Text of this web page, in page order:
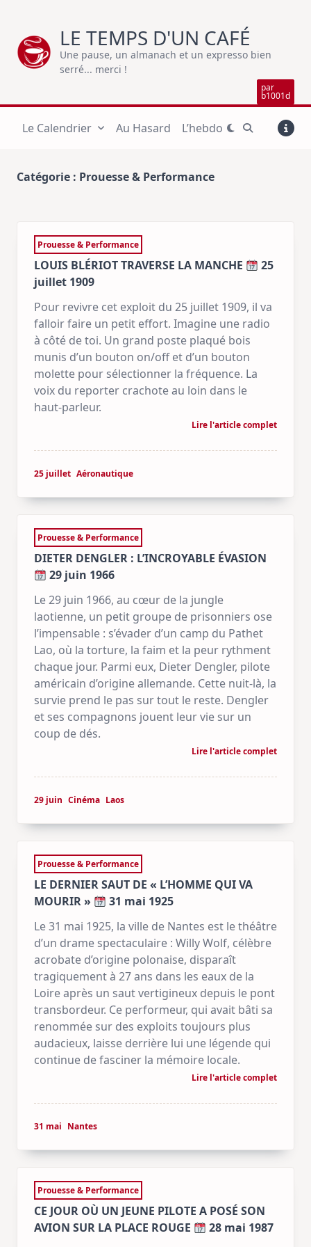
content
LE TEMPS D'UN CAFÉ
Une pause, un almanach et un expresso bien
serré... merci !
par
b1001d
Le Calendrier Au Hasard L’hebdo
Catégorie : Prouesse & Performance
Prouesse & Performance
LOUIS BLÉRIOT TRAVERSE LA MANCHE
25
juillet 1909
Pour revivre cet exploit du 25 juillet 1909, il va
falloir faire un petit effort. Imagine une radio
à côté de toi. Un grand poste plaqué bois
munis d’un bouton on/off et d’un bouton
molette pour sélectionner la fréquence. La
voix du reporter crachote au loin dans le
haut-parleur.
Lire l'article complet
25 juillet Aéronautique
Prouesse & Performance
DIETER DENGLER : L’INCROYABLE ÉVASION
29 juin 1966
Le 29 juin 1966, au cœur de la jungle
laotienne, un petit groupe de prisonniers ose
l’impensable : s’évader d’un camp du Pathet
Lao, où la torture, la faim et la peur rythment
chaque jour. Parmi eux, Dieter Dengler, pilote
américain d’origine allemande. Cette nuit-là, la
survie prend le pas sur tout le reste. Dengler
et ses compagnons jouent leur vie sur un
coup de dés.
Lire l'article complet
29 juin Cinéma Laos
Prouesse & Performance
LE DERNIER SAUT DE « L’HOMME QUI VA
MOURIR »
31 mai 1925
Le 31 mai 1925, la ville de Nantes est le théâtre
d’un drame spectaculaire : Willy Wolf, célèbre
acrobate d’origine polonaise, disparaît
tragiquement à 27 ans dans les eaux de la
Loire après un saut vertigineux depuis le pont
transbordeur. Ce performeur, qui avait bâti sa
renommée sur des exploits toujours plus
audacieux, laisse derrière lui une légende qui
continue de fasciner la mémoire locale.
Lire l'article complet
31 mai Nantes
Prouesse & Performance
CE JOUR OÙ UN JEUNE PILOTE A POSÉ SON
AVION SUR LA PLACE ROUGE
28 mai 1987